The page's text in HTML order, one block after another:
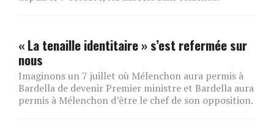
« La tenaille identitaire » s’est refermée sur
nous
Imaginons un 7 juillet où Mélenchon aura permis à
Bardella de devenir Premier ministre et Bardella aura
permis à Mélenchon d’être le chef de son opposition.